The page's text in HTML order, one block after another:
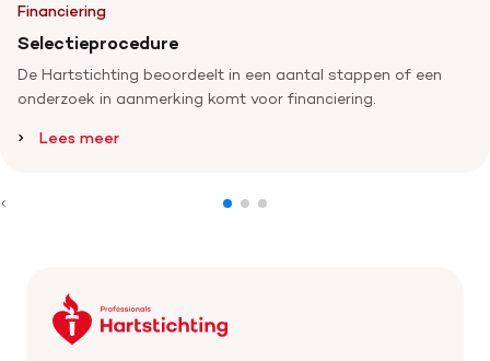
Financiering
Selectieprocedure
De Hartstichting beoordeelt in een aantal stappen of een
onderzoek in aanmerking komt voor financiering.
Lees meer
Keer
terug